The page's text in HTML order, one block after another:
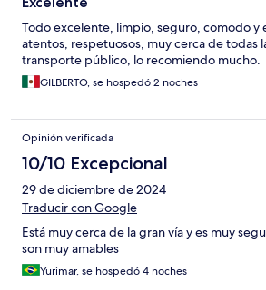
Todo excelente, limpio, seguro, comodo y
atentos, respetuosos, muy cerca de todas
transporte público, lo recomiendo mucho.
GILBERTO, se hospedó 2 noches
Opinión verificada
10/10 Excepcional
29 de diciembre de 2024
Traducir con Google
Está muy cerca de la gran vía y es muy
son muy amables
Yurimar, se hospedó 4 noches